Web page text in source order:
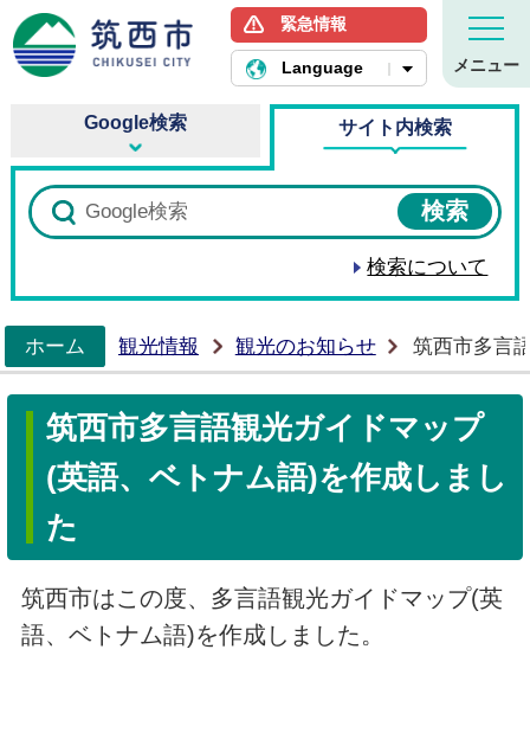
筑西市ホームページ
緊急情報
Language メニュー
Google検索 サイト内検索
検索について
ホーム
観光情報 観光のお知らせ 筑西市多言
筑西市多言語観光ガイドマップ
(英語、ベトナム語)を作成しまし
た
筑西市はこの度、多言語観光ガイドマップ(英
語、ベトナム語)を作成しました。